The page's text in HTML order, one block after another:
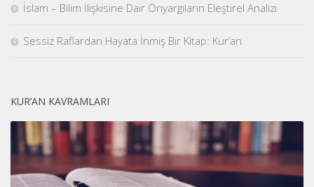
İslam – Bilim İlişkisine Dair Önyargıların Eleştirel Analizi
Sessiz Raflardan Hayata İnmiş Bir Kitap: Kur’an
KUR’AN KAVRAMLARI